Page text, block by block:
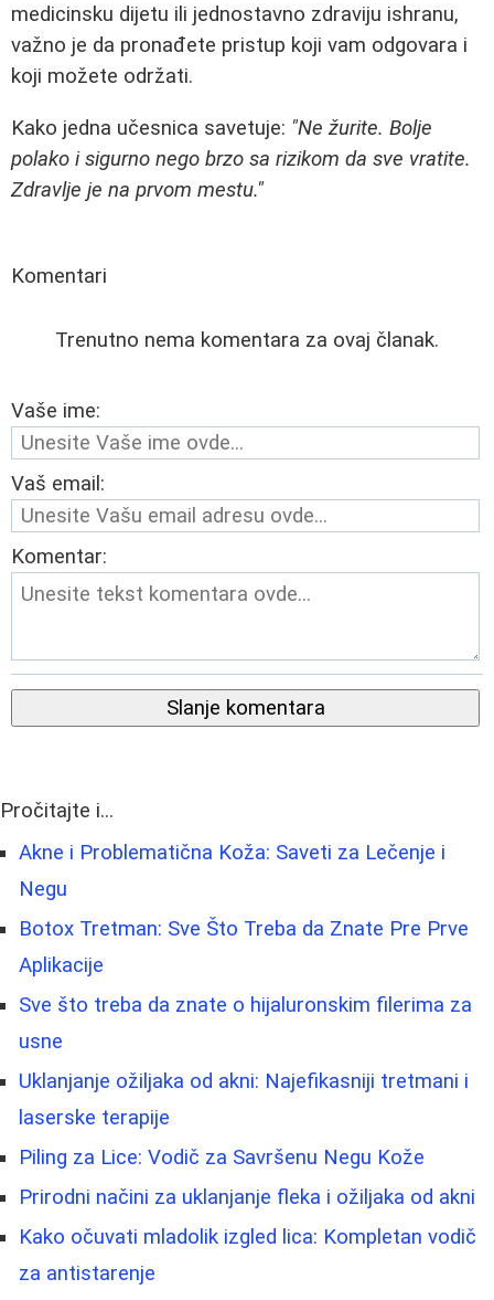
medicinsku dijetu ili jednostavno zdraviju ishranu,
važno je da pronađete pristup koji vam odgovara i
koji možete održati.
Kako jedna učesnica savetuje: "Ne žurite. Bolje
polako i sigurno nego brzo sa rizikom da sve vratite.
Zdravlje je na prvom mestu."
Komentari
Trenutno nema komentara za ovaj članak.
Vaše ime:
Vaš email:
Komentar:
Slanje komentara
Pročitajte i...
Akne i Problematična Koža: Saveti za Lečenje i
Negu
Botox Tretman: Sve Što Treba da Znate Pre Prve
Aplikacije
Sve što treba da znate o hijaluronskim filerima za
usne
Uklanjanje ožiljaka od akni: Najefikasniji tretmani i
laserske terapije
Piling za Lice: Vodič za Savršenu Negu Kože
Prirodni načini za uklanjanje fleka i ožiljaka od akni
Kako očuvati mladolik izgled lica: Kompletan vodič
za antistarenje